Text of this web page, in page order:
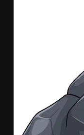
Het
creëren.
onder
bureaus